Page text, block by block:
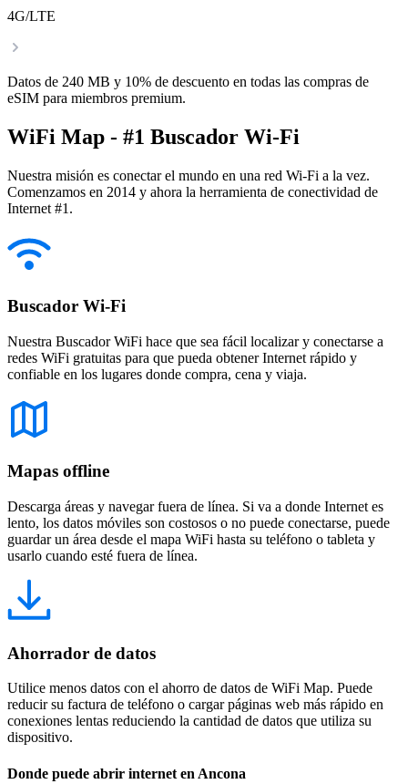
4G/LTE
Datos de 240 MB y 10% de descuento en todas las compras de
eSIM para miembros premium.
WiFi Map - #1 Buscador Wi-Fi
Nuestra misión es conectar el mundo en una red Wi-Fi a la vez.
Comenzamos en 2014 y ahora la herramienta de conectividad de
Internet #1.
Buscador Wi-Fi
Nuestra Buscador WiFi hace que sea fácil localizar y conectarse a
redes WiFi gratuitas para que pueda obtener Internet rápido y
confiable en los lugares donde compra, cena y viaja.
Mapas offline
Descarga áreas y navegar fuera de línea. Si va a donde Internet es
lento, los datos móviles son costosos o no puede conectarse, puede
guardar un área desde el mapa WiFi hasta su teléfono o tableta y
usarlo cuando esté fuera de línea.
Ahorrador de datos
Utilice menos datos con el ahorro de datos de WiFi Map. Puede
reducir su factura de teléfono o cargar páginas web más rápido en
conexiones lentas reduciendo la cantidad de datos que utiliza su
dispositivo.
Donde puede abrir internet en Ancona